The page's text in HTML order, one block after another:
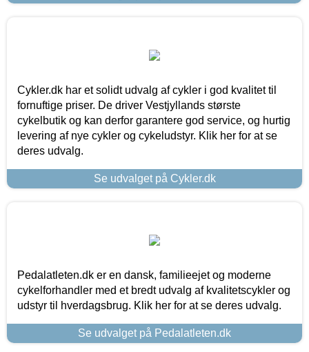
Cykler.dk har et solidt udvalg af cykler i god kvalitet til
fornuftige priser. De driver Vestjyllands største
cykelbutik og kan derfor garantere god service, og hurtig
levering af nye cykler og cykeludstyr. Klik her for at se
deres udvalg.
Se udvalget på Cykler.dk
Pedalatleten.dk er en dansk, familieejet og moderne
cykelforhandler med et bredt udvalg af kvalitetscykler og
udstyr til hverdagsbrug. Klik her for at se deres udvalg.
Se udvalget på Pedalatleten.dk